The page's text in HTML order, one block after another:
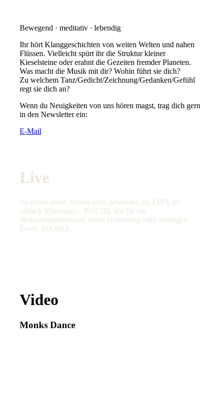
Bewegend · meditativ · lebendig
Ihr hört Klanggeschichten von weiten Welten und nahen
Flüssen. Vielleicht spürt ihr die Struktur kleiner
Kieselsteine oder erahnt die Gezeiten fremder Planeten.
Was macht die Musik mit dir? Wohin führt sie dich?
Zu welchem Tanz/Gedicht/Zeichnung/Gedanken/Gefühl
regt sie dich an?
Wenn du Neuigkeiten von uns hören magst, trag dich gern
in den Newsletter ein:
E-Mail
Live
So schön unser Album auch geworden ist, LIVE ist
einfach lebendiger... BUCHE uns für ein
Wohnzimmerkonzert, einen Geburtstag oder sonstigen
Event. DANKE.
Video
Monks Dance